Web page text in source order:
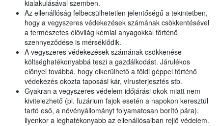
kialakulásával szemben.
Az ellenállóság felbecsülhetetlen jelentőségű a tekintetben,
hogy a vegyszeres védekezések számának csökkentésével
a természetes élővilág kémiai anyagokkal történő
szennyeződése is mérséklődik.
A vegyszeres védekezések számának csökkenése
költséghatékonyabbá teszi a gazdálkodást. Járulékos
előnyei továbbá, hogy elkerülhető a földi géppel történő
védekezés okozta taposási kár, vírusterjesztés stb.
Gyakran a vegyszeres védelem időjárási okok miatt nem
kivitelezhető (pl. fuzárium fajok esetén a napokon keresztül
tartó eső, a növényállományt folyamatosan borító pára),
ilyenkor a leghatékonyabb az ellenállósaiban rejlő védelem.